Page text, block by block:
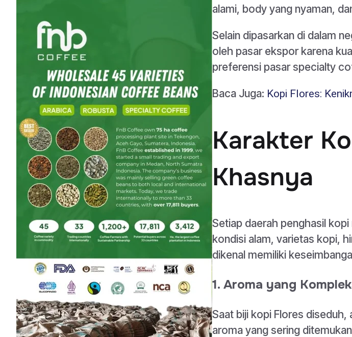
alami, body yang nyaman,
Selain dipasarkan di dalam
oleh pasar ekspor karena
preferensi pasar specialty
Baca Juga: Kopi Flores:
Karakter
Khasnya
Setiap daerah penghasil
kondisi alam, varietas kopi,
dikenal memiliki
1. Aroma yang
Saat biji kopi Flores diseduh,
aroma yang sering